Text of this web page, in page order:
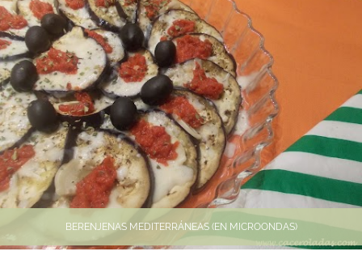
BERENJENAS MEDITERRÁNEAS (EN MICROONDAS)